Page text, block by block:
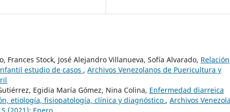
Frances Stock, José Alejandro Villanueva, Sofía Alvarado, Relación
estudio de casos , Archivos Venezolanos de Puericultura y
Egidia María Gómez, Nina Colina, Enfermedad diarreica
etiología, fisiopatología, clínica y diagnóstico , Archivos
(2021): Enero